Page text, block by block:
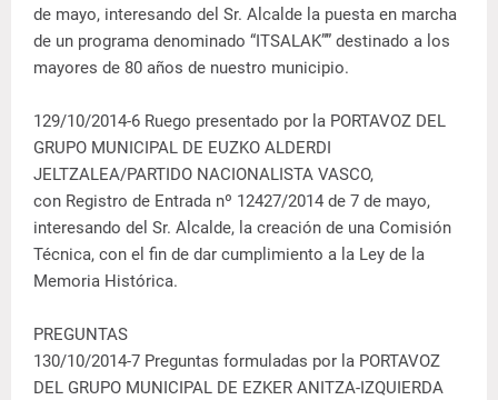
de mayo, interesando del Sr. Alcalde la puesta en marcha
de un programa denominado “ITSALAK”” destinado a los
mayores de 80 años de nuestro municipio.
129/10/2014-6 Ruego presentado por la PORTAVOZ DEL
GRUPO MUNICIPAL DE EUZKO ALDERDI
JELTZALEA/PARTIDO NACIONALISTA VASCO,
con Registro de Entrada nº 12427/2014 de 7 de mayo,
interesando del Sr. Alcalde, la creación de una Comisión
Técnica, con el fin de dar cumplimiento a la Ley de la
Memoria Histórica.
PREGUNTAS
130/10/2014-7 Preguntas formuladas por la PORTAVOZ
DEL GRUPO MUNICIPAL DE EZKER ANITZA-IZQUIERDA